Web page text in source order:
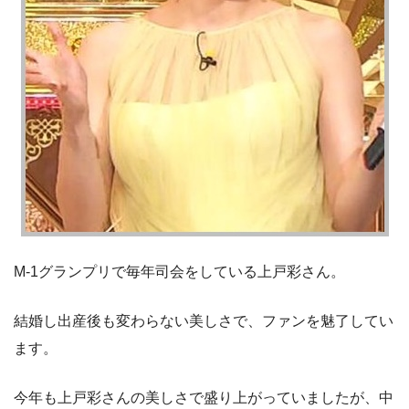
M-1グランプリで毎年司会をしている上戸彩さん。
結婚し出産後も変わらない美しさで、ファンを魅了してい
ます。
今年も上戸彩さんの美しさで盛り上がっていましたが、中